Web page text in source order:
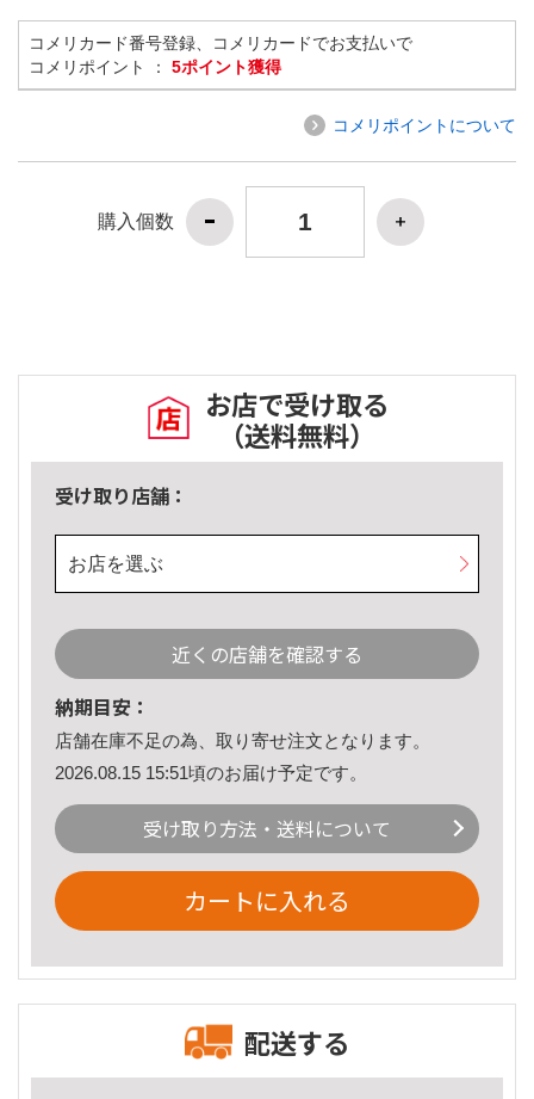
コメリカード番号登録、コメリカードでお支払いで
コメリポイント ： 5ポイント獲得
コメリポイントについて
購入個数
お店で受け取る
（送料無料）
受け取り店舗：
お店を選ぶ
近くの店舗を確認する
納期目安：
店舗在庫不足の為、取り寄せ注文となります。
2026.08.15 15:51頃のお届け予定です。
受け取り方法・送料について
カートに入れる
配送する